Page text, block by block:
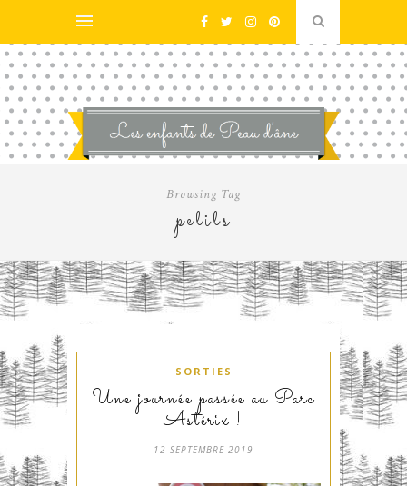
Browsing Tag
petits
SORTIES
Une journée passée au Parc
Astérix !
12 SEPTEMBRE 2019